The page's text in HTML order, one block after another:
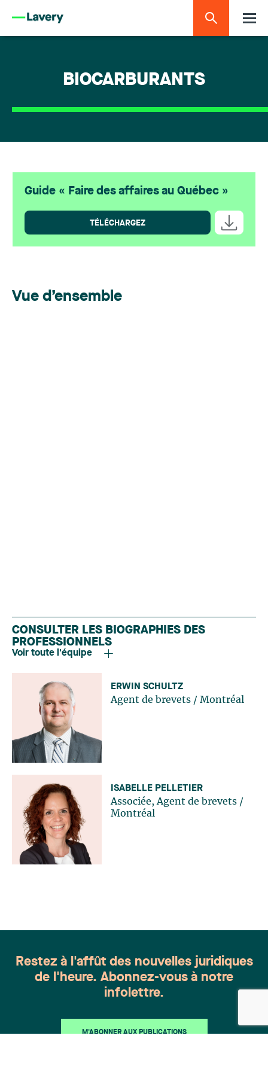
BIOCARBURANTS
Vue d’ensemble
Guide « Faire des affaires au Québec »
TÉLÉCHARGEZ
CONSULTER LES BIOGRAPHIES DES
PROFESSIONNELS
Voir toute l'équipe
ERWIN SCHULTZ
Agent de brevets / Montréal
ISABELLE PELLETIER
Associée, Agent de brevets /
Montréal
Restez à l'affût des nouvelles juridiques
de l'heure. Abonnez-vous à notre
infolettre.
M'ABONNER AUX PUBLICATIONS